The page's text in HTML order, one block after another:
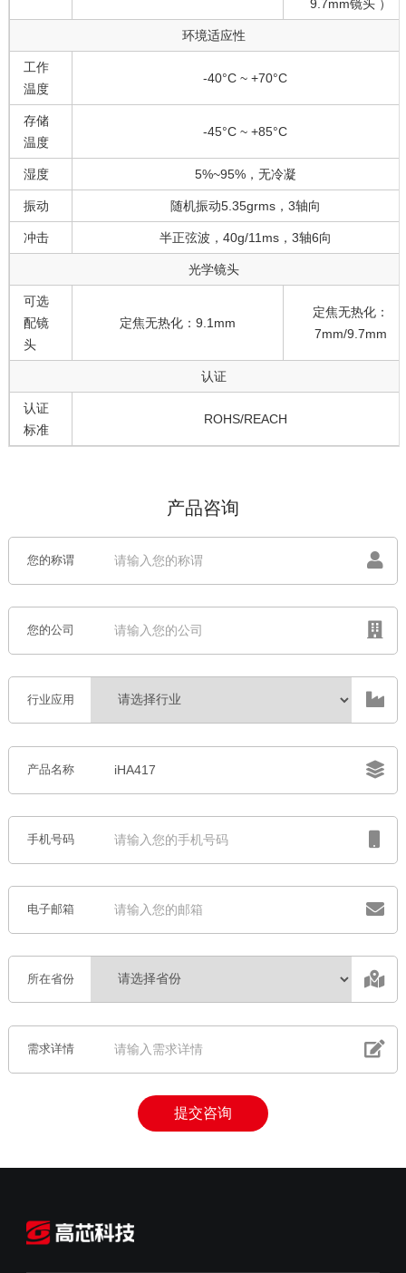
9.7mm镜头 ）
环境适应性
工作
温度
-40°C ~ +70°C
存储
温度
-45°C ~ +85°C
湿度 5%~95%，无冷凝
振动 随机振动5.35grms，3轴向
冲击 半正弦波，40g/11ms，3轴6向
光学镜头
可选
配镜
头
定焦无热化：9.1mm
定焦无热化：
7mm/9.7mm
认证
认证
标准
ROHS/REACH
产品咨询
您的称谓
您的公司
行业应用
产品名称
手机号码
电子邮箱
所在省份
需求详情
提交咨询